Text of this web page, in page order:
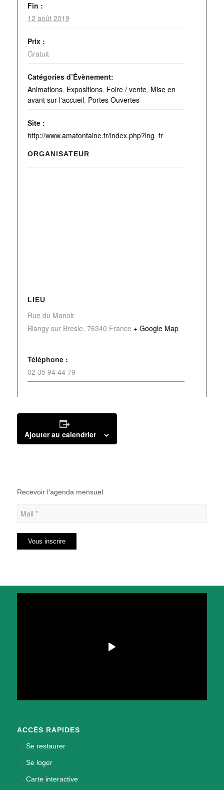
Fin :
12 août 2019
Prix :
Gratuit
Catégories d’Évènement:
Animations, Expositions, Foire / vente, Mise en
avant sur l'accueil, Portes Ouvertes
Site :
http://www.amafontaine.fr/index.php?lng=fr
ORGANISATEUR
LIEU
Rue du Manoir
Blangy sur Bresle, 76340 France + Google Map
Téléphone :
02 35 94 44 79
Ajouter au calendrier
Recevoir l’agenda mensuel.
ACCÈS RAPIDES
Se restaurer
Se loger
Carte interactive